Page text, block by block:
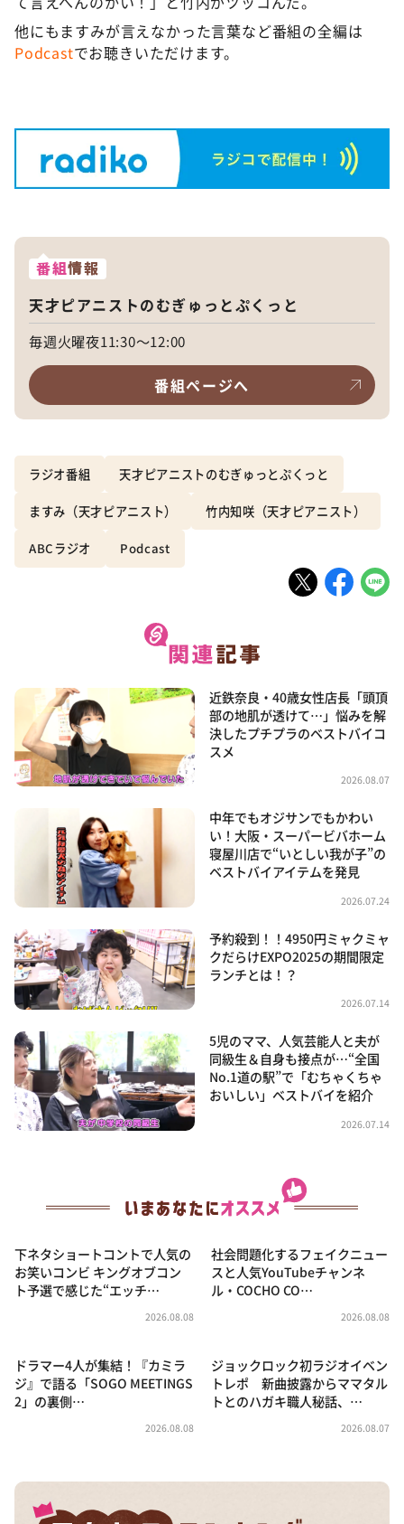
他にもますみが言えなかった言葉など番組の全編は
Podcastでお聴きいただけます。
番組情報
天才ピアニストのむぎゅっとぷくっと
毎週火曜夜11:30～12:00
番組ページへ
ラジオ番組 天才ピアニストのむぎゅっとぷくっと
ますみ（天才ピアニスト） 竹内知咲（天才ピアニスト）
ABCラジオ Podcast
近鉄奈良・40歳女性店長「頭頂
部の地肌が透けて…」悩みを解
決したプチプラのベストバイコ
スメ
2026.08.07
中年でもオジサンでもかわい
い！大阪・スーパービバホーム
寝屋川店で“いとしい我が子”の
ベストバイアイテムを発見
2026.07.24
予約殺到！！4950円ミャクミャ
クだらけEXPO2025の期間限定
ランチとは！？
2026.07.14
5児のママ、人気芸能人と夫が
同級生＆自身も接点が…“全国
No.1道の駅”で「むちゃくちゃ
おいしい」ベストバイを紹介
2026.07.14
下ネタショートコントで人気の
お笑いコンビ キングオブコン
ト予選で感じた“エッチ…
2026.08.08
社会問題化するフェイクニュー
スと人気YouTubeチャンネ
ル・COCHO CO…
2026.08.08
ドラマー4人が集結！『カミラ
ジ』で語る「SOGO MEETINGS
2」の裏側…
2026.08.08
ジョックロック初ラジオイベン
トレポ 新曲披露からママタル
トとのハガキ職人秘話、…
2026.08.07